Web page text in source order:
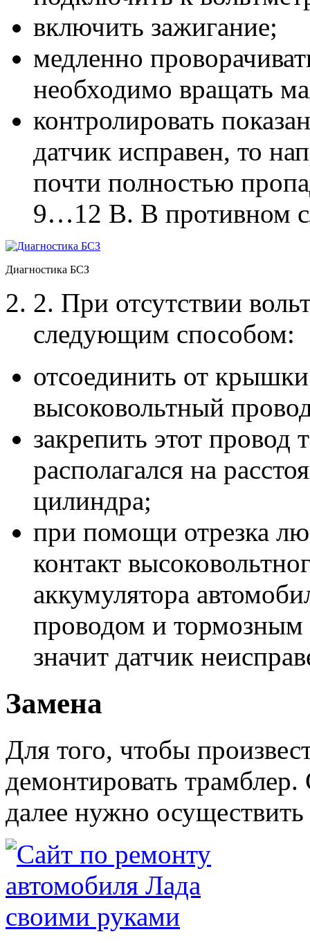
включить зажигание;
медленно
необходимо вращать
контролировать
датчик исправен, то
почти полностью
9…12 В. В противном
Диагностика БСЗ
2. При отсутствии
следующим способом:
отсоединить от
высоковольтный
закрепить этот провод
располагался на
цилиндра;
при помощи отрезка
контакт
аккумулятора
проводом и
значит датчик
Замена
Для того, чтобы
демонтировать
далее нужно